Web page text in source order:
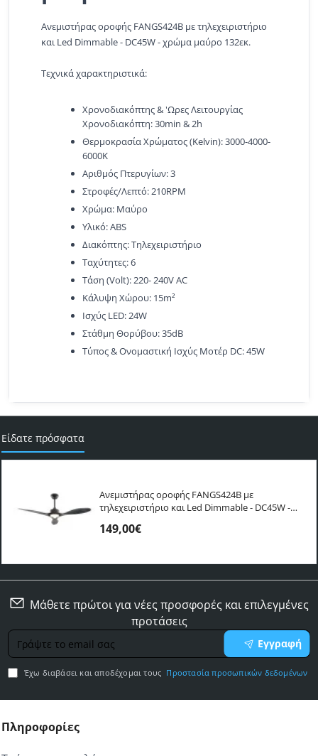
Ανεμιστήρας οροφής FANGS424B με τηλεχειριστήριο
και Led Dimmable - DC45W - χρώμα μαύρο 132εκ.
Τεχνικά χαρακτηριστικά:
Χρονοδιακόπτης & 'Ωρες Λειτουργίας
Χρονοδιακόπτη: 30min & 2h
Θερμοκρασία Χρώματος (Kelvin): 3000-4000-
6000K
Αριθμός Πτερυγίων: 3
Στροφές/Λεπτό: 210RPM
Χρώμα: Μαύρο
Υλικό: ABS
Διακόπτης: Τηλεχειριστήριο
Ταχύτητες: 6
Τάση (Volt): 220- 240V AC
Κάλυψη Χώρου: 15m²
Ισχύς LED: 24W
Στάθμη Θορύβου: 35dB
Τύπος & Ονομαστική Ισχύς Μοτέρ DC: 45W
Είδατε πρόσφατα
Ανεμιστήρας οροφής FANGS424B με
τηλεχειριστήριο και Led Dimmable - DC45W -
149,00€
Μάθετε πρώτοι για νέες προσφορές και επιλεγμένες
προτάσεις
Γράψτε
το
email
σας
Εγγραφή
Έχω διαβάσει και αποδέχομαι τους Προστασία προσωπικών δεδομένων
Πληροφορίες